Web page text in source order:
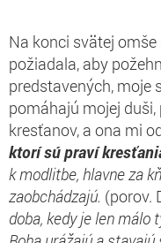
Na konci svätej
požiadala, aby
predstavených, moje
pomáhajú mojej
kresťanov, a ona mi
ktorí sú praví
k modlitbe, hlavne za
zaobchádzajú. (porov.
doba, kedy je len málo